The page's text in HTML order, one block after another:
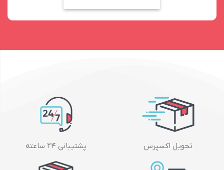
تحویل اکسپرس پشتیبانی ۲۴ ساعته